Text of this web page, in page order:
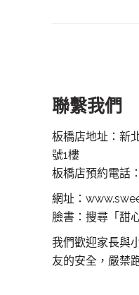
聯繫我們
板橋店地址：新
號1樓
板橋店預約電話：
網址：
臉書：搜尋「甜
我們歡迎家長與
友的安全，嚴禁